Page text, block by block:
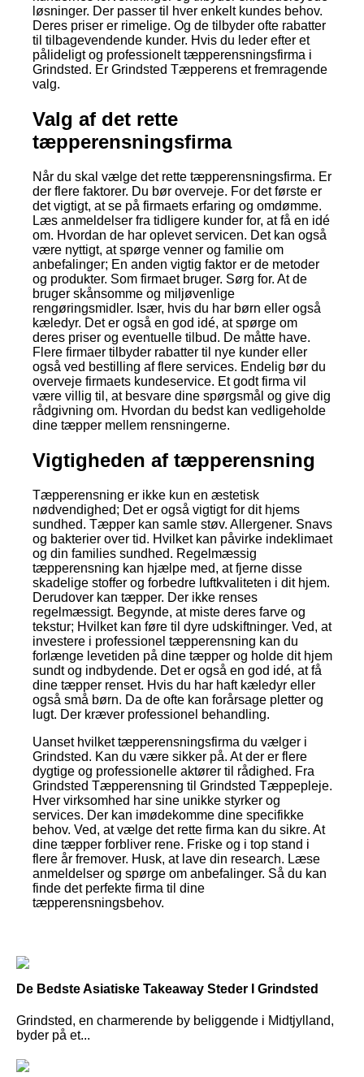
løsninger. Der passer til hver enkelt kundes behov.
Deres priser er rimelige. Og de tilbyder ofte rabatter
til tilbagevendende kunder. Hvis du leder efter et
pålideligt og professionelt tæpperensningsfirma i
Grindsted. Er Grindsted Tæpperens et fremragende
valg.
Valg af det rette
tæpperensningsfirma
Når du skal vælge det rette tæpperensningsfirma. Er
der flere faktorer. Du bør overveje. For det første er
det vigtigt, at se på firmaets erfaring og omdømme.
Læs anmeldelser fra tidligere kunder for, at få en idé
om. Hvordan de har oplevet servicen. Det kan også
være nyttigt, at spørge venner og familie om
anbefalinger; En anden vigtig faktor er de metoder
og produkter. Som firmaet bruger. Sørg for. At de
bruger skånsomme og miljøvenlige
rengøringsmidler. Især, hvis du har børn eller også
kæledyr. Det er også en god idé, at spørge om
deres priser og eventuelle tilbud. De måtte have.
Flere firmaer tilbyder rabatter til nye kunder eller
også ved bestilling af flere services. Endelig bør du
overveje firmaets kundeservice. Et godt firma vil
være villig til, at besvare dine spørgsmål og give dig
rådgivning om. Hvordan du bedst kan vedligeholde
dine tæpper mellem rensningerne.
Vigtigheden af tæpperensning
Tæpperensning er ikke kun en æstetisk
nødvendighed; Det er også vigtigt for dit hjems
sundhed. Tæpper kan samle støv. Allergener. Snavs
og bakterier over tid. Hvilket kan påvirke indeklimaet
og din families sundhed. Regelmæssig
tæpperensning kan hjælpe med, at fjerne disse
skadelige stoffer og forbedre luftkvaliteten i dit hjem.
Derudover kan tæpper. Der ikke renses
regelmæssigt. Begynde, at miste deres farve og
tekstur; Hvilket kan føre til dyre udskiftninger. Ved, at
investere i professionel tæpperensning kan du
forlænge levetiden på dine tæpper og holde dit hjem
sundt og indbydende. Det er også en god idé, at få
dine tæpper renset. Hvis du har haft kæledyr eller
også små børn. Da de ofte kan forårsage pletter og
lugt. Der kræver professionel behandling.
Uanset hvilket tæpperensningsfirma du vælger i
Grindsted. Kan du være sikker på. At der er flere
dygtige og professionelle aktører til rådighed. Fra
Grindsted Tæpperensning til Grindsted Tæppepleje.
Hver virksomhed har sine unikke styrker og
services. Der kan imødekomme dine specifikke
behov. Ved, at vælge det rette firma kan du sikre. At
dine tæpper forbliver rene. Friske og i top stand i
flere år fremover. Husk, at lave din research. Læse
anmeldelser og spørge om anbefalinger. Så du kan
finde det perfekte firma til dine
tæpperensningsbehov.
De Bedste Asiatiske Takeaway Steder I Grindsted
Grindsted, en charmerende by beliggende i Midtjylland,
byder på et...